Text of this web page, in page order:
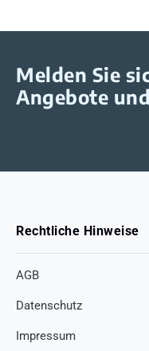
Melden Sie
Angebote
Rechtliche Hinweise
AGB
Datenschutz
Impressum